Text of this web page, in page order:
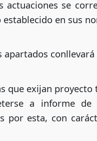
se
en sus
que exijan
a informe
por esta, con